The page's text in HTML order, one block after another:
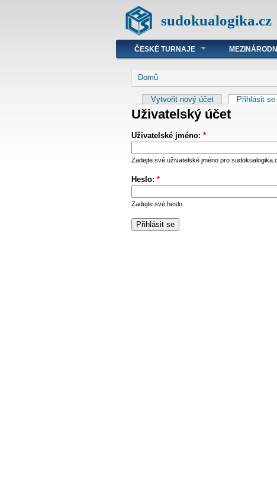
sudokualogika.cz
ČESKÉ TURNAJE
Domů
Vytvořit nový účet Přihlásit se
Uživatelský účet
Uživatelské jméno: *
Zadejte své uživatelské jméno pro
Heslo: *
Zadejte své heslo.